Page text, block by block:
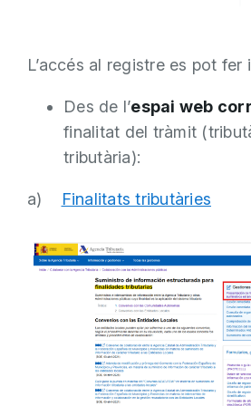
L’accés al registre es pot fer
Des de l’espai web
finalitat del tràmit
tributària):
a) Finalitats tributàries